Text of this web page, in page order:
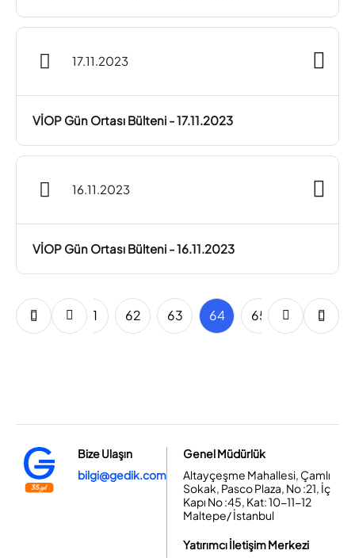
17.11.2023
VİOP Gün Ortası Bülteni - 17.11.2023
16.11.2023
VİOP Gün Ortası Bülteni - 16.11.2023
60 61 62 63 64 65 66 67
Bize Ulaşın
bilgi@gedik.com
Genel Müdürlük
Altayçeşme Mahallesi, Çamlı
Sokak, Pasco Plaza, No :21, İç
Kapı No :45, Kat: 10-11-12
Maltepe/ İstanbul
Yatırımcı İletişim Merkezi